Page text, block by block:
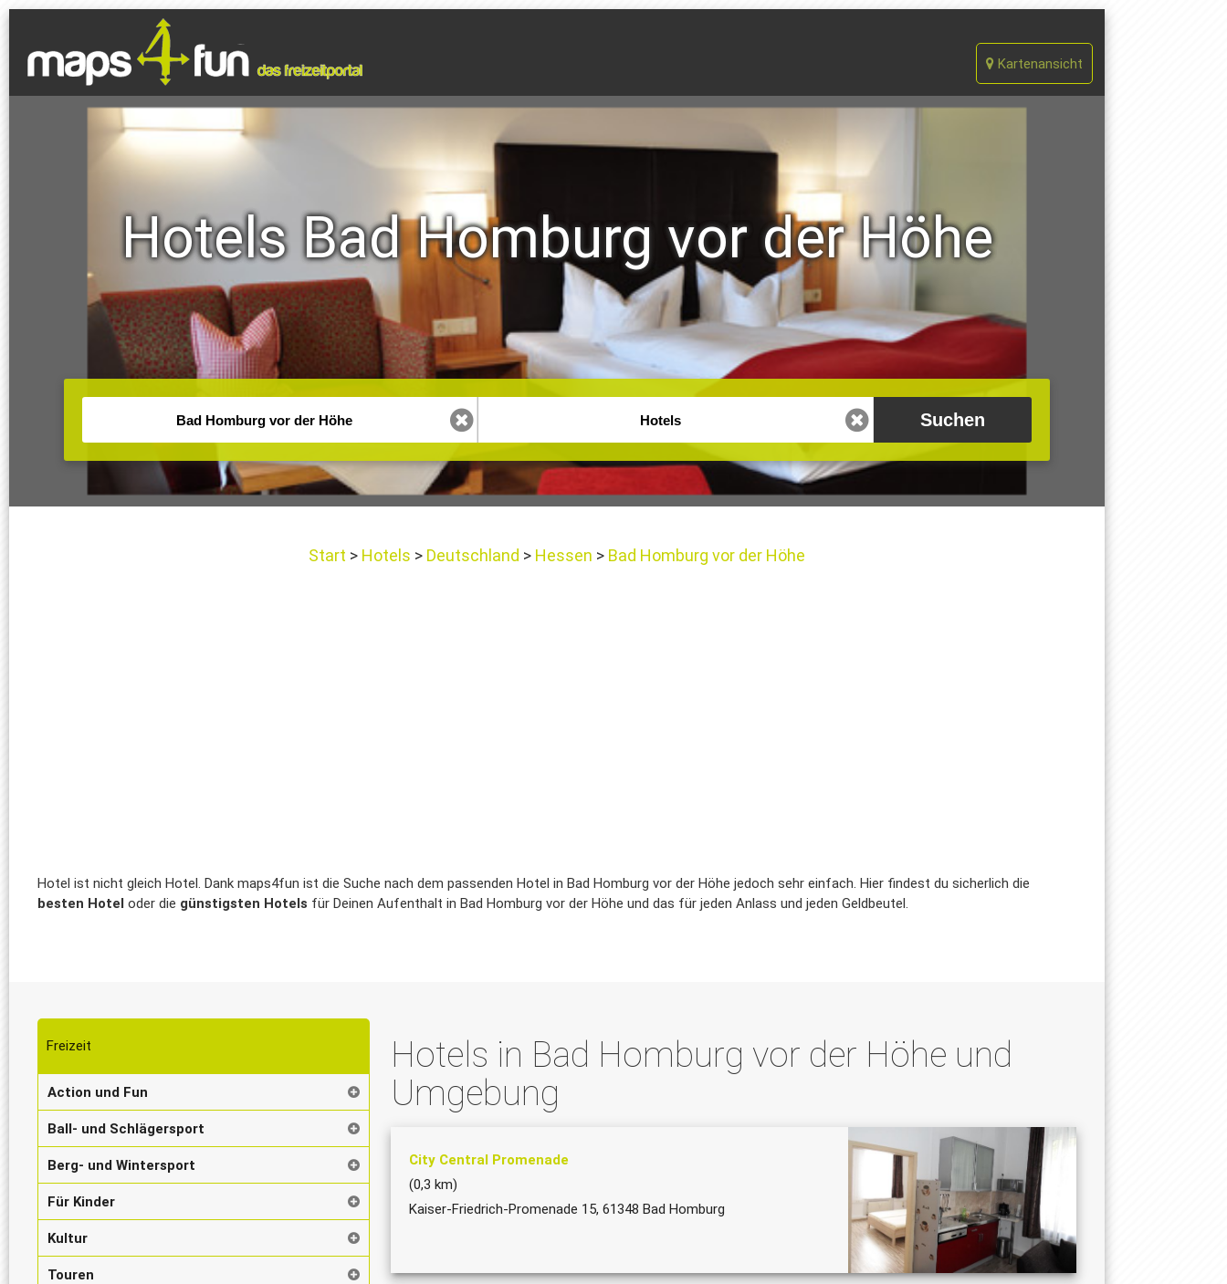
Kartenansicht
Hotels Bad Homburg vor der Höhe
Start Hotels Deutschland Hessen Bad Homburg vor der Höhe
Hotel ist nicht gleich Hotel. Dank maps4fun ist die Suche nach dem passenden Hotel in Bad Homburg vor der Höhe jedoch sehr einfach. Hier findest du sicherlich die
besten Hotel oder die günstigsten Hotels für Deinen Aufenthalt in Bad Homburg vor der Höhe und das für jeden Anlass und jeden Geldbeutel.
Freizeit
Action und Fun
Ball- und Schlägersport
Berg- und Wintersport
Für Kinder
Kultur
Touren
Hotels in Bad Homburg vor der Höhe und
Umgebung
City Central Promenade
(0,3 km)
Kaiser-Friedrich-Promenade 15, 61348 Bad Homburg